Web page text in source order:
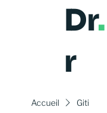
Dr.
r
Accueil Giti